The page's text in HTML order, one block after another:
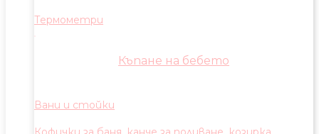
Термометри
Къпане на бебето
Вани и стойки